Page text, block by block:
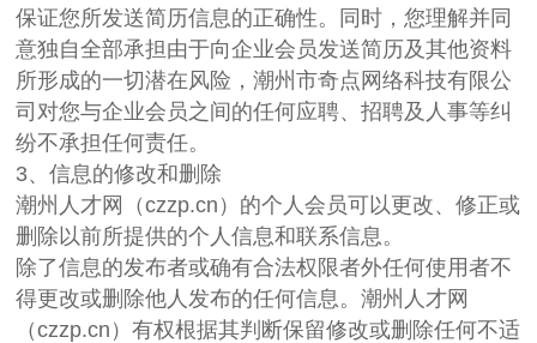
保证您所发送简历信息的正确性。同时，您理解并同
意独自全部承担由于向企业会员发送简历及其他资料
所形成的一切潜在风险，潮州市奇点网络科技有限公
司对您与企业会员之间的任何应聘、招聘及人事等纠
纷不承担任何责任。
3、信息的修改和删除
潮州人才网（czzp.cn）的个人会员可以更改、修正或
删除以前所提供的个人信息和联系信息。
除了信息的发布者或确有合法权限者外任何使用者不
得更改或删除他人发布的任何信息。潮州人才网
（czzp.cn）有权根据其判断保留修改或删除任何不适